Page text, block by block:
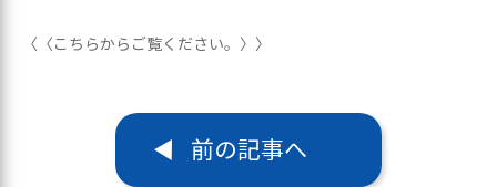
〈〈こちらからご覧ください。〉〉
前の記事へ